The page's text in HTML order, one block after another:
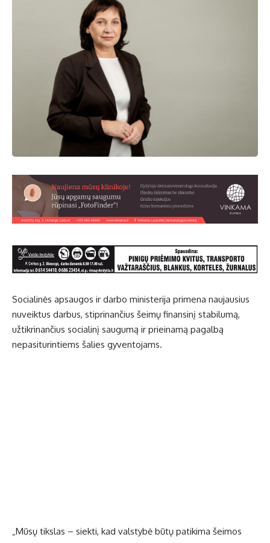
Socialinės apsaugos ir darbo ministerija primena naujausius
nuveiktus darbus, stiprinančius šeimų finansinį stabilumą,
užtikrinančius socialinį saugumą ir prieinamą pagalbą
nepasiturintiems šalies gyventojams.
„Mūsų tikslas – siekti, kad valstybė būtų patikima šeimos